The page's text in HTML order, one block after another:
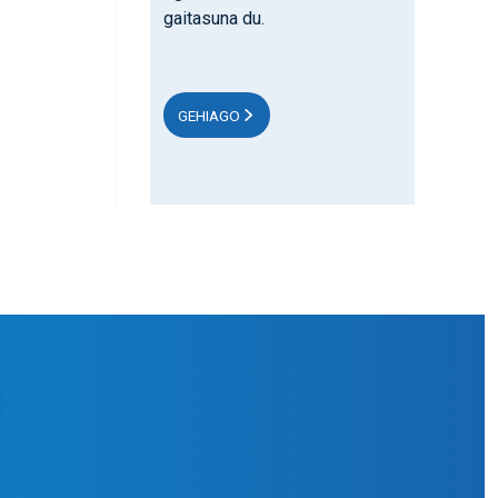
gaitasuna du.
GEHIAGO